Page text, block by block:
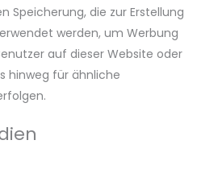
Speicherung, die zur Erstellung
werden, um Werbung
auf dieser Website oder
hinweg für ähnliche